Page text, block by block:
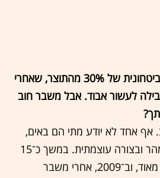
אנחנו רחוקים מהוצאה ביטחונית של 30% מהתוצר, שאחרי
לעשור אבוד. אבל משבר חוב
אחד לא יודע מתי הם באים,
וכשהם באים, זה קורה מהר ובצורה עוצמתית. במשך כ־15
שנה היה ליוון חוב גבוה מאוד, וב־2009, אחרי משבר